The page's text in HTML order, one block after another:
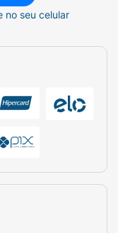
no seu celular